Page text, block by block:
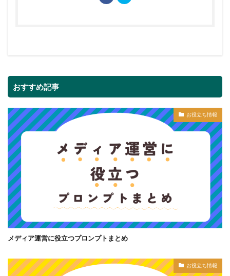
おすすめ記事
お役立ち情報
メディア運営に役立つプロンプトまとめ
お役立ち情報